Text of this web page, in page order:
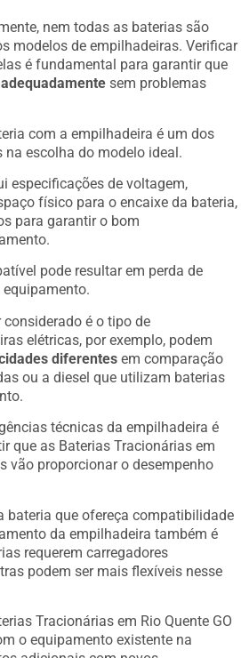
nem todas as baterias são
modelos de empilhadeiras. Verificar
é fundamental para garantir que
sem problemas
com a empilhadeira é um dos
escolha do modelo ideal.
especificações de voltagem,
físico para o encaixe da bateria,
para garantir o bom
pode resultar em perda de
considerado é o tipo de
elétricas, por exemplo, podem
diferentes em comparação
ou a diesel que utilizam baterias
técnicas da empilhadeira é
que as Baterias Tracionárias em
vão proporcionar o desempenho
bateria que ofereça compatibilidade
da empilhadeira também é
requerem carregadores
podem ser mais flexíveis nesse
Tracionárias em Rio Quente GO
o equipamento existente na